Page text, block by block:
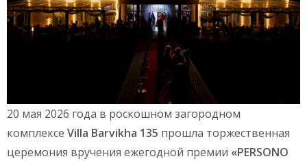
20 мая 2026 года в роскошном загородном
комплексе Villa Barvikha 135 прошла торжественная
церемония вручения ежегодной премии «PERSONO